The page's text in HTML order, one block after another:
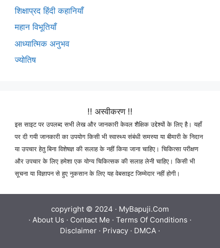
शिक्षाप्रद हिंदी कहानियाँ
महान विभूतियाँ
आध्यात्मिक अनुभव
ज्योतिष
!! अस्वीकरण !!
इस साइट पर उपलब्द सभी लेख और जानकारी केवल शैक्षिक उद्देश्यों के लिए है। यहाँ
पर दी गयी जानकारी का उपयोग किसी भी स्वास्थ्य संबंधी समस्या या बीमारी के निदान
या उपचार हेतु बिना विशेषज्ञ की सलाह के नहीं किया जाना चाहिए। चिकित्सा परीक्षण
और उपचार के लिए हमेशा एक योग्य चिकित्सक की सलाह लेनी चाहिए। किसी भी
सूचना या विज्ञापन से हुए नुकसान के लिए यह वेबसाइट जिम्मेदार नहीं होगी।
copyright © 2024 · MyBapuji.Com
· About Us · Contact Me · Terms Of Conditions ·
Disclaimer · Privacy · DMCA ·